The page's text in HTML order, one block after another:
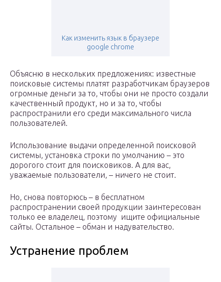
Как изменить язык в браузере
google chrome
Объясню в нескольких предложениях: известные
поисковые системы платят разработчикам браузеров
огромные деньги за то, чтобы они не просто создали
качественный продукт, но и за то, чтобы
распространили его среди максимального числа
пользователей.
Использование выдачи определенной поисковой
системы, установка строки по умолчанию – это
дорогого стоит для поисковиков. А для вас,
уважаемые пользователи, – ничего не стоит.
Но, снова повторюсь – в бесплатном
распространении своей продукции заинтересован
только ее владелец, поэтому ищите официальные
сайты. Остальное – обман и надувательство.
Устранение проблем